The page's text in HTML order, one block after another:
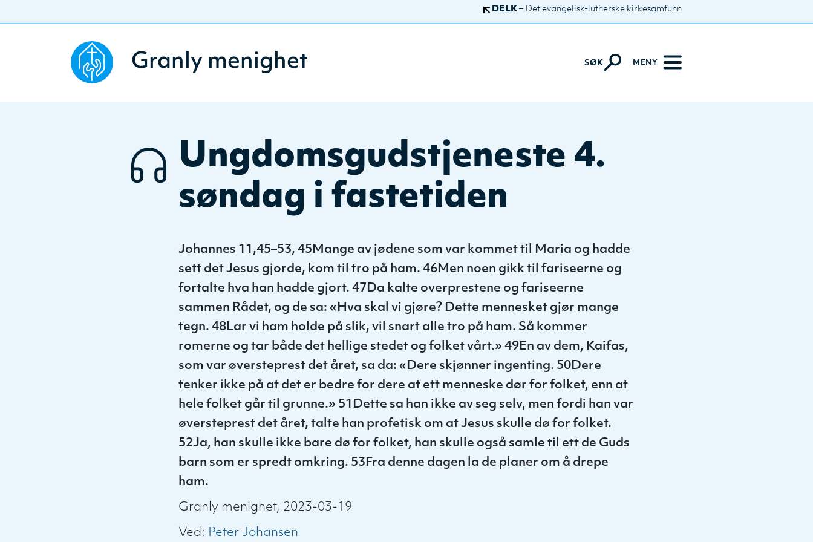
DELK – Det evangelisk-lutherske kirkesamfunn
Granly menighet SØK MENY
Ungdomsgudstjeneste 4.
søndag i fastetiden
Johannes 11,45–53, 45Mange av jødene som var kommet til Maria og hadde
sett det Jesus gjorde, kom til tro på ham. 46Men noen gikk til fariseerne og
fortalte hva han hadde gjort. 47Da kalte overprestene og fariseerne
sammen Rådet, og de sa: «Hva skal vi gjøre? Dette mennesket gjør mange
tegn. 48Lar vi ham holde på slik, vil snart alle tro på ham. Så kommer
romerne og tar både det hellige stedet og folket vårt.» 49En av dem, Kaifas,
som var øversteprest det året, sa da: «Dere skjønner ingenting. 50Dere
tenker ikke på at det er bedre for dere at ett menneske dør for folket, enn at
hele folket går til grunne.» 51Dette sa han ikke av seg selv, men fordi han var
øversteprest det året, talte han profetisk om at Jesus skulle dø for folket.
52Ja, han skulle ikke bare dø for folket, han skulle også samle til ett de Guds
barn som er spredt omkring. 53Fra denne dagen la de planer om å drepe
ham.
Granly menighet, 2023-03-19
Ved: Peter Johansen